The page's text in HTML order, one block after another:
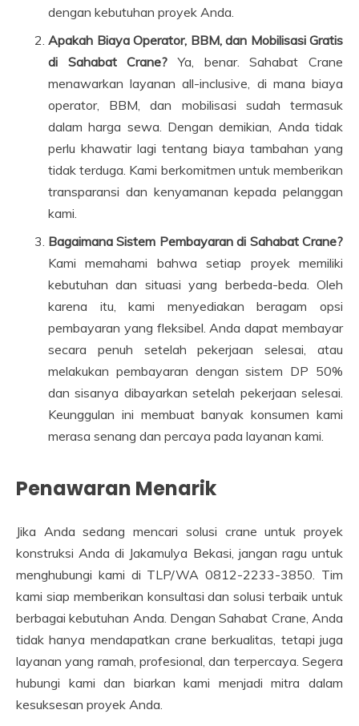
dengan kebutuhan proyek Anda.
Apakah Biaya Operator, BBM, dan Mobilisasi Gratis
di Sahabat Crane? Ya, benar. Sahabat Crane
menawarkan layanan all-inclusive, di mana biaya
operator, BBM, dan mobilisasi sudah termasuk
dalam harga sewa. Dengan demikian, Anda tidak
perlu khawatir lagi tentang biaya tambahan yang
tidak terduga. Kami berkomitmen untuk memberikan
transparansi dan kenyamanan kepada pelanggan
kami.
Bagaimana Sistem Pembayaran di Sahabat Crane?
Kami memahami bahwa setiap proyek memiliki
kebutuhan dan situasi yang berbeda-beda. Oleh
karena itu, kami menyediakan beragam opsi
pembayaran yang fleksibel. Anda dapat membayar
secara penuh setelah pekerjaan selesai, atau
melakukan pembayaran dengan sistem DP 50%
dan sisanya dibayarkan setelah pekerjaan selesai.
Keunggulan ini membuat banyak konsumen kami
merasa senang dan percaya pada layanan kami.
Penawaran Menarik
Jika Anda sedang mencari solusi crane untuk proyek
konstruksi Anda di Jakamulya Bekasi, jangan ragu untuk
menghubungi kami di TLP/WA 0812-2233-3850. Tim
kami siap memberikan konsultasi dan solusi terbaik untuk
berbagai kebutuhan Anda. Dengan Sahabat Crane, Anda
tidak hanya mendapatkan crane berkualitas, tetapi juga
layanan yang ramah, profesional, dan terpercaya. Segera
hubungi kami dan biarkan kami menjadi mitra dalam
kesuksesan proyek Anda.